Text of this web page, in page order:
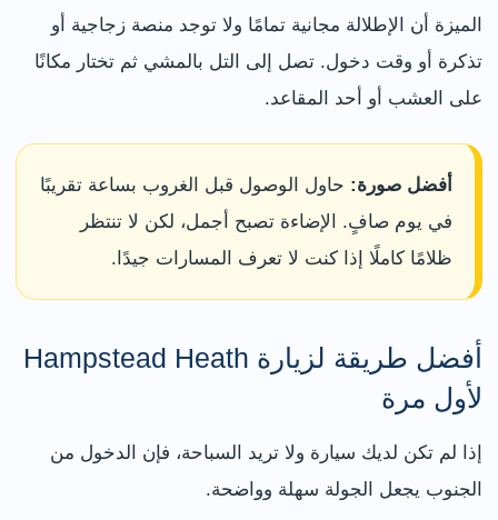
الميزة أن الإطلالة مجانية تمامًا ولا توجد منصة زجاجية أو
تذكرة أو وقت دخول. تصل إلى التل بالمشي ثم تختار مكانًا
على العشب أو أحد المقاعد.
أفضل صورة: حاول الوصول قبل الغروب بساعة تقريبًا
في يوم صافٍ. الإضاءة تصبح أجمل، لكن لا تنتظر
ظلامًا كاملًا إذا كنت لا تعرف المسارات جيدًا.
أفضل طريقة لزيارة Hampstead Heath
لأول مرة
إذا لم تكن لديك سيارة ولا تريد السباحة، فإن الدخول من
الجنوب يجعل الجولة سهلة وواضحة.